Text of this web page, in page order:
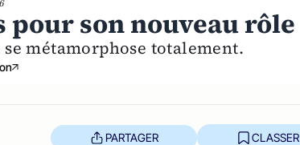
son nouveau rôle
se métamorphose totalement.
PARTAGER CLASSER